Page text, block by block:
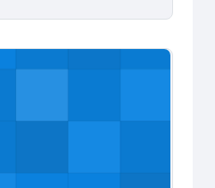
comunitario, una mirada